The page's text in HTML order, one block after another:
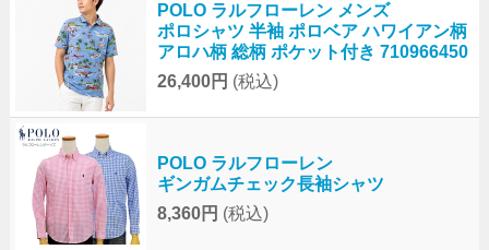
POLO ラルフローレン メンズ
ポロシャツ 半袖 ポロベア ハワイアン柄
アロハ柄 総柄 ポケット付き 710966450
26,400円 (税込)
POLO ラルフローレン
ギンガムチェック長袖シャツ
8,360円 (税込)